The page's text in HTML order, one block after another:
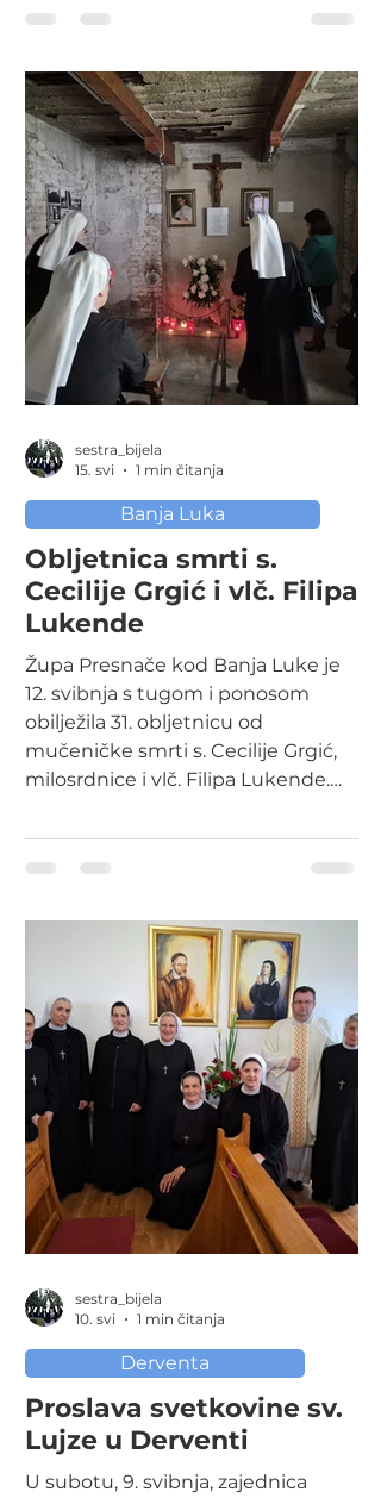
postoral mladih s. Antonetom
predstavile karizmu vlastite
Družbe na Sajmu zvanja i poslanja.
Zajedno sa sestrama u Komušinu
su hodočastili i mladi župe Osova
kako bi i sami stekli nova iskustva i
pobliže upoznali jedan
jednostavan, drugačiji,
Obljetnica smrti s.
Cecilije Grgić i vlč. Filipa
Lukende
Župa Presnače kod Banja Luke je
12. svibnja s tugom i ponosom
obilježila 31. obljetnicu od
mučeničke smrti s. Cecilije Grgić,
milosrdnice i vlč. Filipa Lukende.
započelo pohodom mjestu njihove
mučeničke smrti u župnom stanu,
župnoj crkvi i svetištu sv. Male
Terezije koju je sa nekoliko
svećenika i umirovljenim
banjolučkim biskupom Franjom
Komaricom predvodio banjolučki
biskup mons. Željko Majić. U
prigodnoj
Banja Luka
sestra_bijela
15. svi
1 min čitanja
Proslava svetkovine sv.
Lujze u Derventi
U subotu, 9. svibnja, zajednica
Derventa
sestra_bijela
10. svi
1 min čitanja